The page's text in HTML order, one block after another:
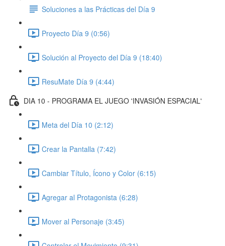
Soluciones a las Prácticas del Día 9
Proyecto Día 9 (0:56)
Solución al Proyecto del Día 9 (18:40)
ResuMate Día 9 (4:44)
DIA 10 - PROGRAMA EL JUEGO 'INVASIÓN ESPACIAL'
Meta del Día 10 (2:12)
Crear la Pantalla (7:42)
Cambiar Título, Ícono y Color (6:15)
Agregar al Protagonista (6:28)
Mover al Personaje (3:45)